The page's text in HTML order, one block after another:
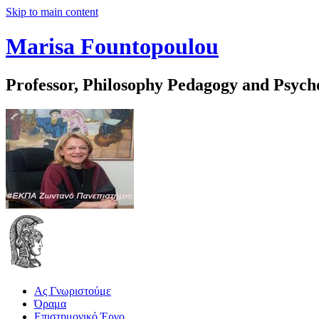
Skip to main content
Marisa Fountopoulou
Professor, Philosophy Pedagogy and
Ας Γνωριστούμε
Όραμα
Επιστημονικό Έργο